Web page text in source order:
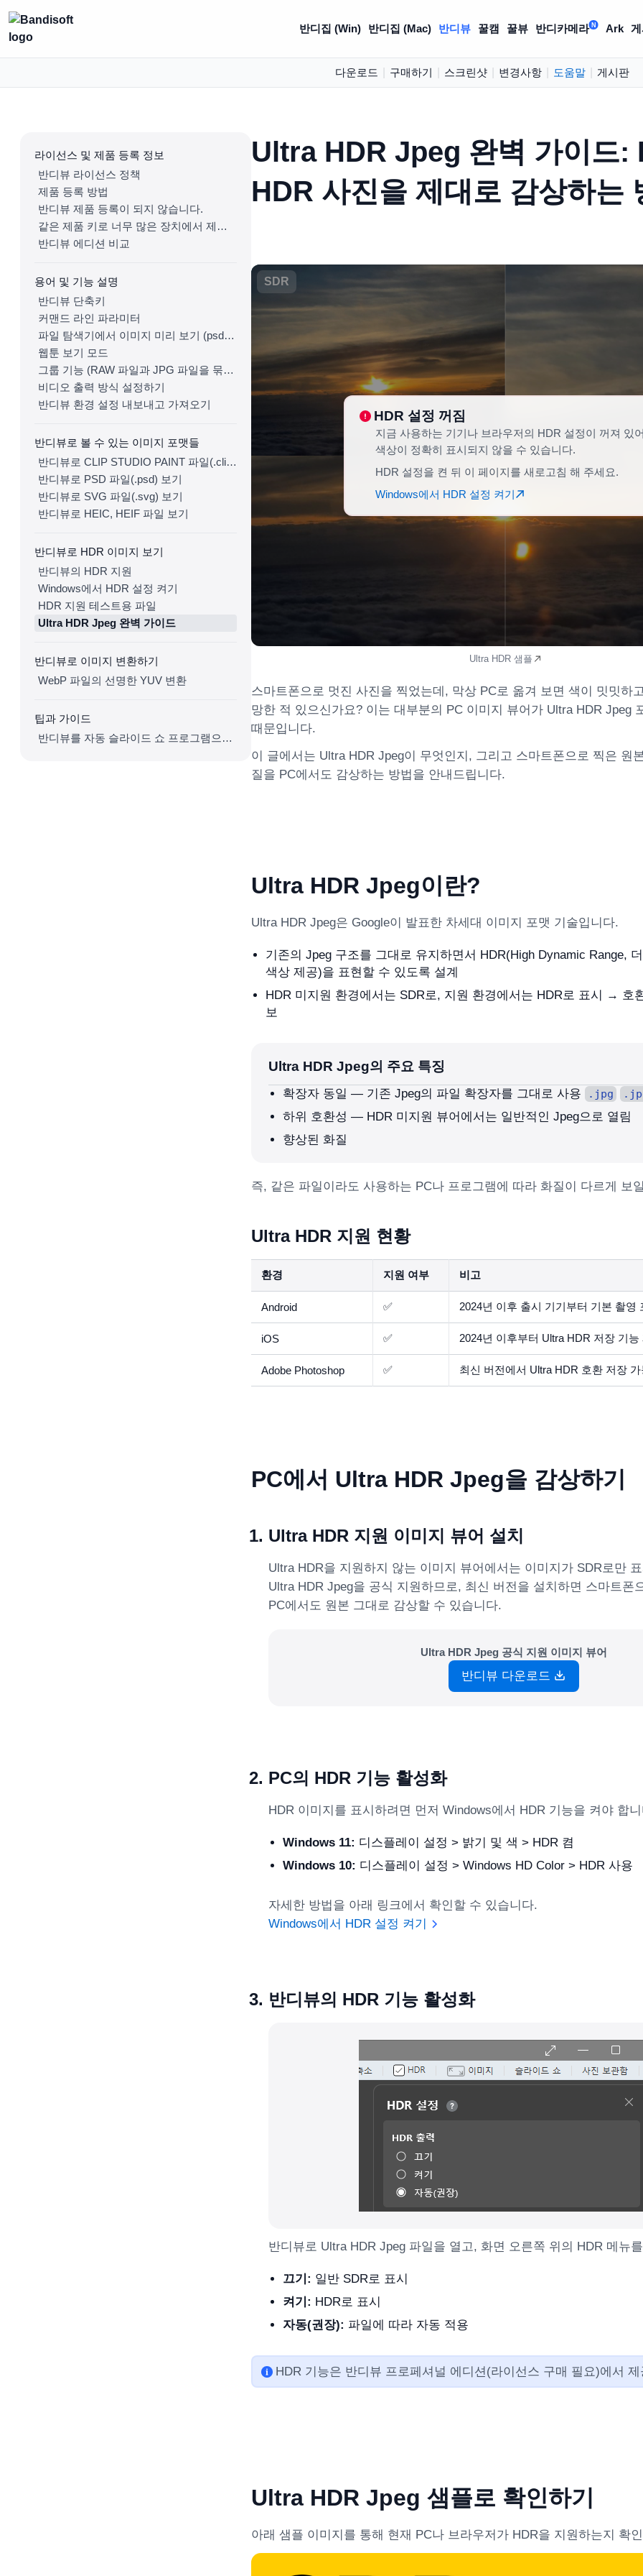
반디집 (Win) 반디집 (Mac) 반디뷰 꿀캠 꿀뷰 반디카메라 N Ark
다운로드 구매하기 스크린샷 변경사항 도움말 게시판
라이선스 및 제품 등록 정보
반디뷰 라이선스 정책
제품 등록 방법
반디뷰 제품 등록이 되지 않습니다.
같은 제품 키로 너무 많은 장치에서 제품을 등록했습니다.
반디뷰 에디션 비교
용어 및 기능 설명
반디뷰 단축키
커맨드 라인 파라미터
파일 탐색기에서 이미지 미리 보기 (psd, clip, ...)
웹툰 보기 모드
그룹 기능 (RAW 파일과 JPG 파일을 묶어서 한 장으로 보기)
비디오 출력 방식 설정하기
반디뷰 환경 설정 내보내고 가져오기
반디뷰로 볼 수 있는 이미지 포맷들
반디뷰로 CLIP STUDIO PAINT 파일(.clip) 보기
반디뷰로 PSD 파일(.psd) 보기
반디뷰로 SVG 파일(.svg) 보기
반디뷰로 HEIC, HEIF 파일 보기
반디뷰로 HDR 이미지 보기
반디뷰의 HDR 지원
Windows에서 HDR 설정 켜기
HDR 지원 테스트용 파일
Ultra HDR Jpeg 완벽 가이드
반디뷰로 이미지 변환하기
WebP 파일의 선명한 YUV 변환
팁과 가이드
반디뷰를 자동 슬라이드 쇼 프로그램으로 활용하기
Ultra HDR Jpeg 완벽 가이드:
HDR 사진을 제대로 감상하는
HDR 설정 꺼짐
지금 사용하는 기기나 브라우저의 HDR 설정이 꺼져 있
색상이 정확히 표시되지 않을 수 있습니다.
HDR 설정을 켠 뒤 이 페이지를 새로고침 해 주세요.
Windows에서 HDR 설정 켜기
SDR
Ultra HDR 샘플
스마트폰으로 멋진 사진을 찍었는데, 막상 PC로 옮겨 보면 색이 밋밋하
망한 적 있으신가요? 이는 대부분의 PC 이미지 뷰어가 Ultra HDR Jpeg
때문입니다.
이 글에서는 Ultra HDR Jpeg이 무엇인지, 그리고 스마트폰으로 찍은 원
질을 PC에서도 감상하는 방법을 안내드립니다.
Ultra HDR Jpeg이란?
Ultra HDR Jpeg은 Google이 발표한 차세대 이미지 포맷 기술입니다.
기존의 Jpeg 구조를 그대로 유지하면서 HDR(High Dynamic Range,
색상 제공)을 표현할 수 있도록 설계
HDR 미지원 환경에서는 SDR로, 지원 환경에서는 HDR로 표시 → 호
보
Ultra HDR Jpeg의 주요 특징
확장자 동일 ― 기존 Jpeg의 파일 확장자를 그대로 사용 .jpg
하위 호환성 ― HDR 미지원 뷰어에서는 일반적인 Jpeg으로 열림
향상된 화질
즉, 같은 파일이라도 사용하는 PC나 프로그램에 따라 화질이 다르게 보
Ultra HDR 지원 현황
환경 지원 여부 비고
Android ✅ 2024년 이후 출시 기기부터 기본 촬영
iOS ✅ 2024년 이후부터 Ultra HDR 저장 기능
Adobe Photoshop ✅ 최신 버전에서 Ultra HDR 호환 저장 가
PC에서 Ultra HDR Jpeg을 감상하기
Ultra HDR 지원 이미지 뷰어 설치
Ultra HDR을 지원하지 않는 이미지 뷰어에서는 이미지가 SDR로만
Ultra HDR Jpeg을 공식 지원하므로, 최신 버전을 설치하면 스마트폰
PC에서도 원본 그대로 감상할 수 있습니다.
Ultra HDR Jpeg 공식 지원 이미지 뷰어
반디뷰 다운로드
PC의 HDR 기능 활성화
HDR 이미지를 표시하려면 먼저 Windows에서 HDR 기능을 켜야 합
Windows 11: 디스플레이 설정 > 밝기 및 색 > HDR 켬
Windows 10: 디스플레이 설정 > Windows HD Color > HDR 사용
자세한 방법을 아래 링크에서 확인할 수 있습니다.
Windows에서 HDR 설정 켜기
반디뷰의 HDR 기능 활성화
반디뷰로 Ultra HDR Jpeg 파일을 열고, 화면 오른쪽 위의 HDR 메뉴
끄기: 일반 SDR로 표시
켜기: HDR로 표시
자동(권장): 파일에 따라 자동 적용
HDR 기능은 반디뷰 프로페셔널 에디션(라이선스 구매 필요)에서
Ultra HDR Jpeg 샘플로 확인하기
아래 샘플 이미지를 통해 현재 PC나 브라우저가 HDR을 지원하는지 확